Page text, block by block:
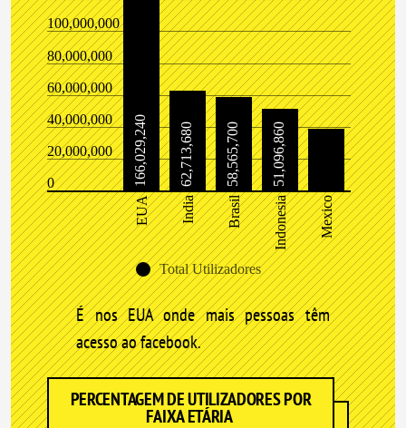
100,000,000
80,000,000
60,000,000
40,000,000
20,000,000
0
EUA India Brasil Indonesia Mexico
166,029,240 62,713,680 58,565,700 51,096,860
Total Utilizadores
É nos EUA onde mais pessoas têm
acesso ao facebook.
PERCENTAGEM DE UTILIZADORES POR
FAIXA ETÁRIA